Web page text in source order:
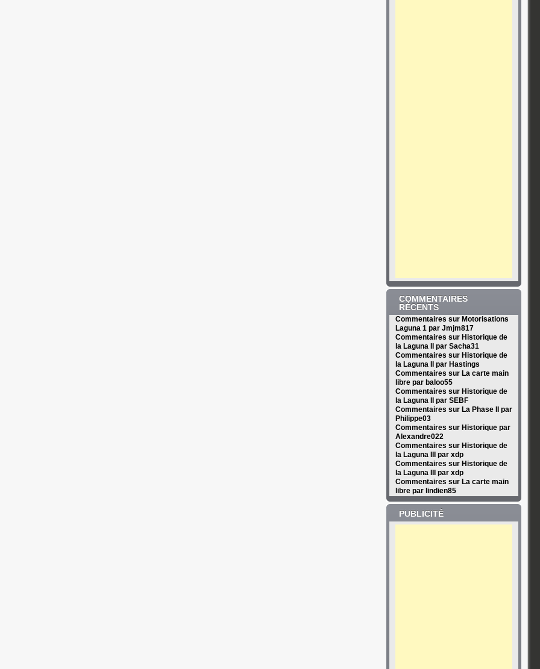
COMMENTAIRES
RÉCENTS
Commentaires sur Motorisations
Laguna 1 par Jmjm817
Commentaires sur Historique de
la Laguna II par Sacha31
Commentaires sur Historique de
la Laguna II par Hastings
Commentaires sur La carte main
libre par baloo55
Commentaires sur Historique de
la Laguna II par SEBF
Commentaires sur La Phase II par
Philippe03
Commentaires sur Historique par
Alexandre022
Commentaires sur Historique de
la Laguna III par xdp
Commentaires sur Historique de
la Laguna III par xdp
Commentaires sur La carte main
libre par lindien85
PUBLICITÉ